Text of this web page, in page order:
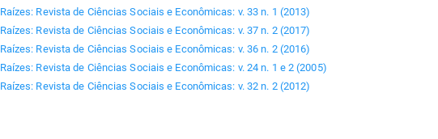
Raízes: Revista de Ciências Sociais e Econômicas: v. 33 n. 1 (2013)
Raízes: Revista de Ciências Sociais e Econômicas: v. 37 n. 2 (2017)
Raízes: Revista de Ciências Sociais e Econômicas: v. 36 n. 2 (2016)
Raízes: Revista de Ciências Sociais e Econômicas: v. 24 n. 1 e 2 (2005)
Raízes: Revista de Ciências Sociais e Econômicas: v. 32 n. 2 (2012)